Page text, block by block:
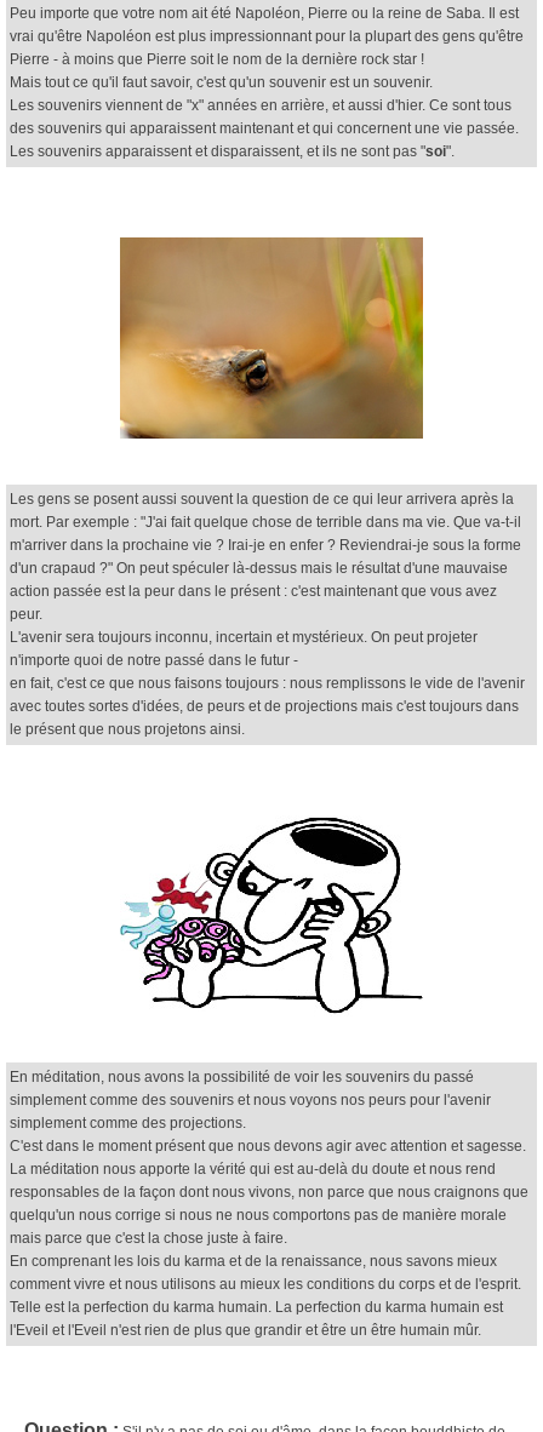
Peu importe que votre nom ait été Napoléon, Pierre ou la reine de Saba. Il est
vrai qu'être Napoléon est plus impressionnant pour la plupart des gens qu'être
Pierre - à moins que Pierre soit le nom de la dernière rock star !
Mais tout ce qu'il faut savoir, c'est qu'un souvenir est un souvenir.
Les souvenirs viennent de "x" années en arrière, et aussi d'hier. Ce sont tous
des souvenirs qui apparaissent maintenant et qui concernent une vie passée.
Les souvenirs apparaissent et disparaissent, et ils ne sont pas "soi".
Les gens se posent aussi souvent la question de ce qui leur arrivera après la
mort. Par exemple : "J'ai fait quelque chose de terrible dans ma vie. Que va-t-il
m'arriver dans la prochaine vie ? Irai-je en enfer ? Reviendrai-je sous la forme
d'un crapaud ?" On peut spéculer là-dessus mais le résultat d'une mauvaise
action passée est la peur dans le présent : c'est maintenant que vous avez
peur.
L'avenir sera toujours inconnu, incertain et mystérieux. On peut projeter
n'importe quoi de notre passé dans le futur -
en fait, c'est ce que nous faisons toujours : nous remplissons le vide de l'avenir
avec toutes sortes d'idées, de peurs et de projections mais c'est toujours dans
le présent que nous projetons ainsi.
En méditation, nous avons la possibilité de voir les souvenirs du passé
simplement comme des souvenirs et nous voyons nos peurs pour l'avenir
simplement comme des projections.
C'est dans le moment présent que nous devons agir avec attention et sagesse.
La méditation nous apporte la vérité qui est au-delà du doute et nous rend
responsables de la façon dont nous vivons, non parce que nous craignons que
quelqu'un nous corrige si nous ne nous comportons pas de manière morale
mais parce que c'est la chose juste à faire.
En comprenant les lois du karma et de la renaissance, nous savons mieux
comment vivre et nous utilisons au mieux les conditions du corps et de l'esprit.
Telle est la perfection du karma humain. La perfection du karma humain est
l'Eveil et l'Eveil n'est rien de plus que grandir et être un être humain mûr.